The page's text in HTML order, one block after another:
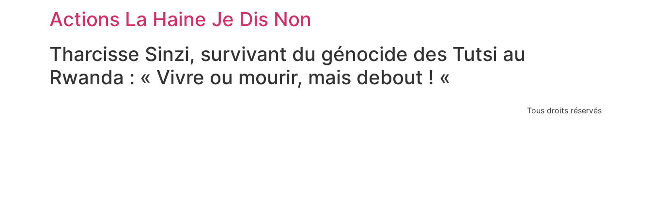
Actions La Haine Je Dis Non
Tharcisse Sinzi, survivant du génocide des Tutsi au
Rwanda : « Vivre ou mourir, mais debout ! «
Tous droits réservés